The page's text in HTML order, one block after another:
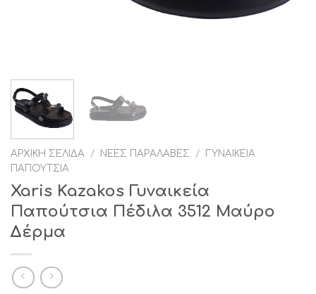
ΑΡΧΙΚΉ ΣΕΛΊΔΑ / ΝΈΕΣ ΠΑΡΑΛΑΒΈΣ /
ΓΥΝΑΙΚΕΊΑ
ΠΑΠΟΎΤΣΙΑ
Xaris Kazakos Γυναικεία
Παπούτσια Πέδιλα 3512 Μαύρο
Δέρμα